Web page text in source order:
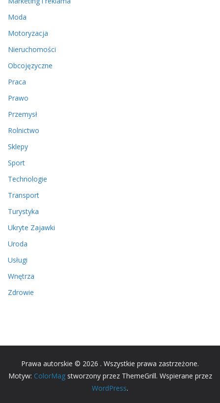
Moda
Motoryzacja
Nieruchomości
Obcojęzyczne
Praca
Prawo
Przemysł
Rolnictwo
Sklepy
Sport
Technologie
Transport
Turystyka
Ukryte Zajawki
Uroda
Usługi
Wnętrza
Zdrowie
Prawa autorskie © 2026 . Wszystkie prawa zastrzeżone.
Motyw: ColorMagstworzony przez ThemeGrill. Wspierane przez
WordPress.